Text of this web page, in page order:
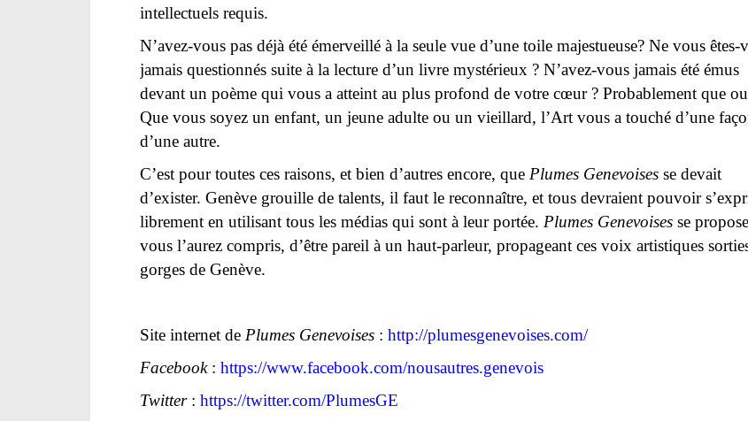
intellectuels requis.
N’avez-vous pas déjà été émerveillé à la seule vue d’une toile majestueuse? Ne vous êtes-
jamais questionnés suite à la lecture d’un livre mystérieux ? N’avez-vous jamais été émus
devant un poème qui vous a atteint au plus profond de votre cœur ? Probablement que
Que vous soyez un enfant, un jeune adulte ou un vieillard, l’Art vous a touché d’une
d’une autre.
C’est pour toutes ces raisons, et bien d’autres encore, que Plumes Genevoises se devait
d’exister. Genève grouille de talents, il faut le reconnaître, et tous devraient pouvoir
librement en utilisant tous les médias qui sont à leur portée. Plumes Genevoises se
vous l’aurez compris, d’être pareil à un haut-parleur, propageant ces voix artistiques
gorges de Genève.
Site internet de Plumes Genevoises : http://plumesgenevoises.com/
Facebook: https://www.facebook.com/nousautres.genevois
Twitter: https://twitter.com/PlumesGE